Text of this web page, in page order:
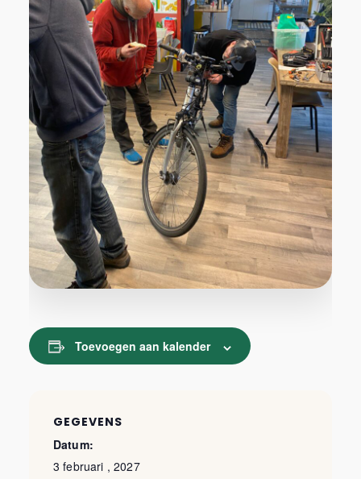
Toevoegen aan kalender
GEGEVENS
Datum:
3 februari , 2027